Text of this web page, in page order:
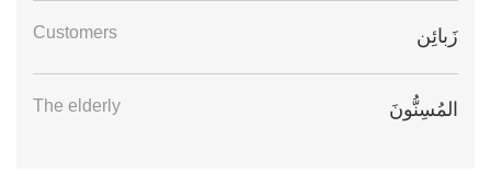
زَبائِن Customers
المُسِنُّونَ The elderly